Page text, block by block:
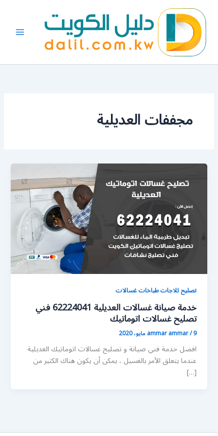
المحتوى
مجففات العديلية
تصليح ثلاجات طباخات غسالات
خدمة صيانة غسالات العديلية 62224041 فني
تصليح غسالات اتوماتيك
ammar ammar/9 مايو، 2020
افضل خدمة فني صيانة و تصليح غسالات اتوماتيك العديلية
عندما يتعلق الأمر بالغسيل ، يمكن أن يكون هناك الكثير من
[…]